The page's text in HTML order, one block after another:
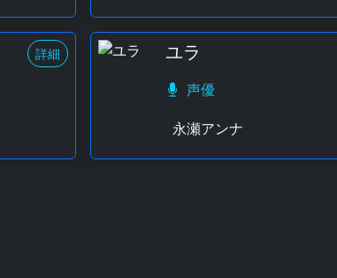
詳細 ユラ
声優
永瀬アンナ